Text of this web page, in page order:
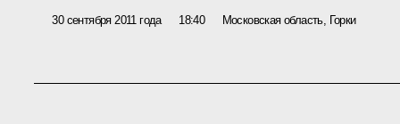
30 сентября 2011 года 18:40 Московская область, Горки